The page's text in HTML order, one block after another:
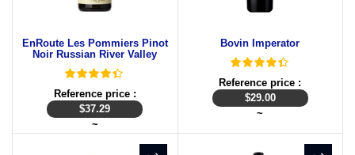
EnRoute Les Pommiers Pinot
Noir Russian River Valley
Reference price :
$37.29
~
Bovin Imperator
Reference price :
$29.00
~